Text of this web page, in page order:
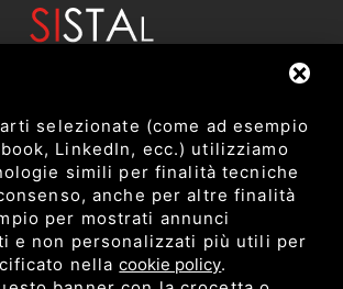
e Tecnologie Agro Alimentari e
Ambientali
degli Studi di Teramo
selezionate (come ad esempio
LinkedIn, ecc.) utilizziamo
simili per finalità tecniche
anche per altre finalità
per mostrati annunci
e non personalizzati più utili per
nellacookie policy.